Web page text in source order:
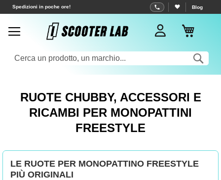
Salta
contenuto
Blog
RUOTE CHUBBY, ACCESSORI E
RICAMBI PER MONOPATTINI
FREESTYLE
LE RUOTE PER MONOPATTINO FREESTYLE
PIÙ ORIGINALI